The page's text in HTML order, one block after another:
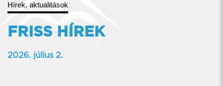
Hírek, aktualitások
FRISS HÍREK
2026. július 2.